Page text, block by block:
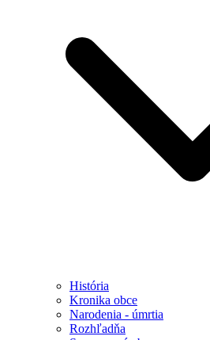
História
Kronika obce
Narodenia - úmrtia
Rozhľadňa